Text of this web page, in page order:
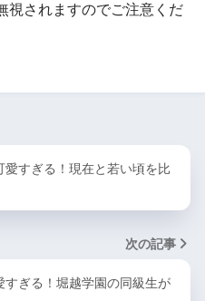
視されますのでご注意くだ
すぎる！現在と若い頃を比
次の記事
ぎる！堀越学園の同級生が